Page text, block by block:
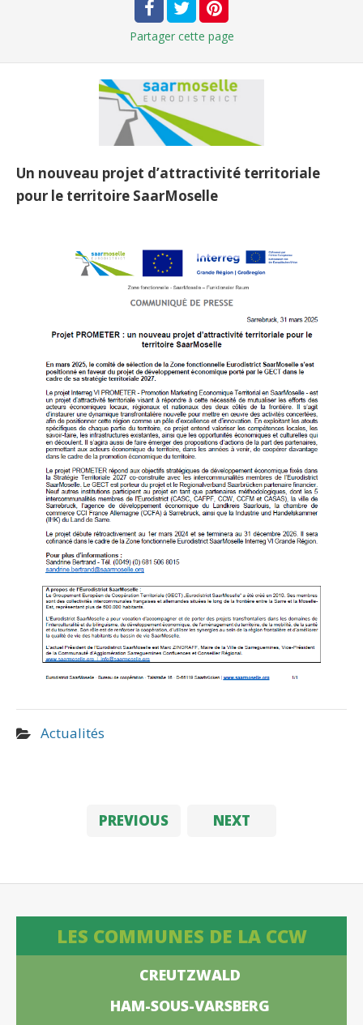
Partager cette page
Un nouveau projet d’attractivité territoriale
pour le territoire SaarMoselle
Actualités
PREVIOUS NEXT
LES COMMUNES DE LA CCW
CREUTZWALD
HAM-SOUS-VARSBERG